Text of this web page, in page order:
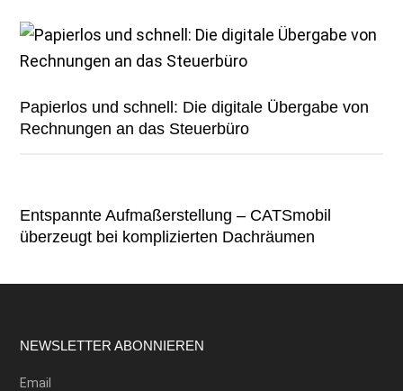
Papierlos und schnell: Die digitale Übergabe von
Rechnungen an das Steuerbüro
Entspannte Aufmaßerstellung – CATSmobil
überzeugt bei komplizierten Dachräumen
Footer
NEWSLETTER ABONNIEREN
Email